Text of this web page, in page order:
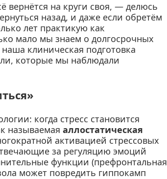
вернётся на круги своя, — делюсь
назад, и даже если обретём
лет практикую как
мало мы знаем о долгосрочных
клиническая подготовка
которые мы наблюдали
когда стресс становится
называемая аллостатическая
активацией стрессовых
за регуляцию эмоций
функции (префронтальная
может повредить гиппокамп